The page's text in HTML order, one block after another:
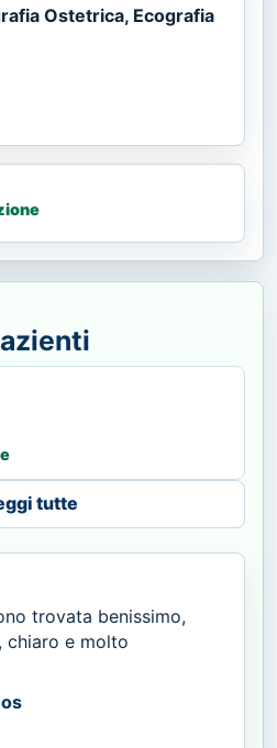
Ostetrica, Ecografia
tutte
trovata benissimo,
e molto